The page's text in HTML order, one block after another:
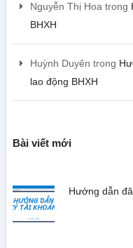
Nguyễn Thị Hoatrong
BHXH
Huỳnh Duyên trong
lao động BHXH
Bài viết mới
Hướng dẫn